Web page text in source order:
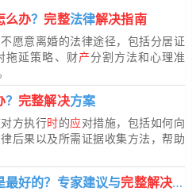
么办？ 完整法律解决指南
愿意离婚的法律途径，包括分居证
拖延策略、财产分割方法和心理准
？ 完整解决方案
方执行时的应对措施，包括如何向
后果以及所需证据收集方法，帮助
最好的？专家建议与完整解决方